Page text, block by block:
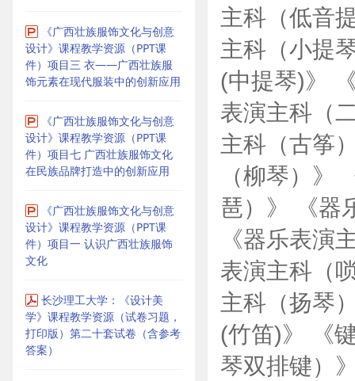
《广西壮族服饰文化与创意
设计》课程教学资源（PPT课
件）项目三 衣——广西壮族服
饰元素在现代服装中的创新应用
《广西壮族服饰文化与创意
设计》课程教学资源（PPT课
件）项目七 广西壮族服饰文化
在民族品牌打造中的创新应用
《广西壮族服饰文化与创意
设计》课程教学资源（PPT课
件）项目一 认识广西壮族服饰
文化
长沙理工大学：《设计美
学》课程教学资源（试卷习题，
打印版）第二十套试卷（含参考
答案）
主科（低音
主科（小提
(中提琴)》
表演主科（
主科（古筝
（柳琴）》
琶）》 《器
《器乐表演
表演主科（
主科（扬琴
(竹笛)》 《
琴双排键）